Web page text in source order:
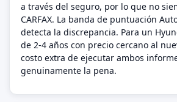
a través del seguro, por lo que no
CARFAX. La banda de puntuación
detecta la discrepancia. Para un
de 2-4 años con precio cercano al
costo extra de ejecutar ambos
genuinamente la pena.